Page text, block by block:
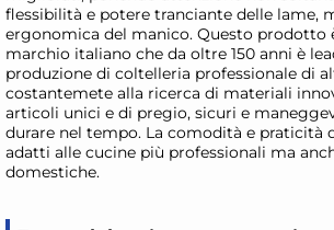
flessibilità e potere tranciante delle lame,
ergonomica del manico. Questo prodotto
marchio italiano che da oltre 150 anni è
produzione di coltelleria professionale di
costantemete alla ricerca di materiali
articoli unici e di pregio, sicuri e
durare nel tempo. La comodità e praticità
adatti alle cucine più professionali ma
domestiche.